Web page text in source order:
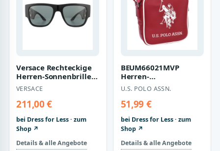
Versace Rechteckige
Herren-Sonnenbrille
in Schwarz und
Dunkelgrau
VERSACE
211,00 €
bei Dress for Less · zum
Shop ↗
Details & alle Angebote
BEUM66021MVP
Herren-
Umhängetasche
U.S. POLO ASSN.
51,99 €
bei Dress for Less · zum
Shop ↗
Details & alle Angebote